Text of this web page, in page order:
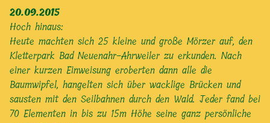
20.09.2015
Hoch hinaus:
Heute machten sich 25 kleine und große Mörzer auf, den
Kletterpark Bad Neuenahr-Ahrweiler zu erkunden. Nach
einer kurzen Einweisung eroberten dann alle die
Baumwipfel, hangelten sich über wacklige Brücken und
sausten mit den Seilbahnen durch den Wald. Jeder fand bei
70 Elementen in bis zu 15m Höhe seine ganz persönliche